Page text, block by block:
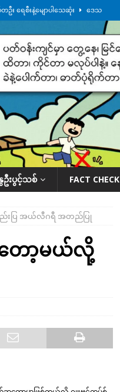
း ရေစီးနဲ့မျောပါသေဆုံး ဒေသ
ဒေသအလိုက် သတင်းကဏ္ဍ
လိုက် သတင်းကဏ္ဍ
တကာရေးရာ
င်ရောက်ရှိ ဒေသအလိုက် သတင်း
ဦးပွင့်သစ် FACT CHECK
းပြ အယ်လီဂရီ အတည်ပြု
ော့မယ်လို့